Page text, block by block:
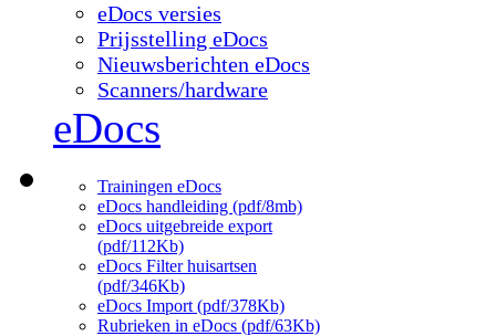
eDocs versies
Prijsstelling eDocs
Nieuwsberichten eDocs
Scanners/hardware
eDocs
Trainingen eDocs
eDocs handleiding (pdf/8mb)
eDocs uitgebreide export
(pdf/112Kb)
eDocs Filter huisartsen
(pdf/346Kb)
eDocs Import (pdf/378Kb)
Rubrieken in eDocs (pdf/63Kb)